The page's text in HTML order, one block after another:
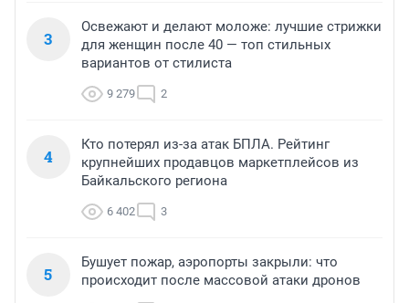
3
Освежают и делают моложе: лучшие стрижки
для женщин после 40 — топ стильных
вариантов от стилиста
9 279 2
4
Кто потерял из-за атак БПЛА. Рейтинг
крупнейших продавцов маркетплейсов из
Байкальского региона
6 402 3
5
Бушует пожар, аэропорты закрыли: что
происходит после массовой атаки дронов